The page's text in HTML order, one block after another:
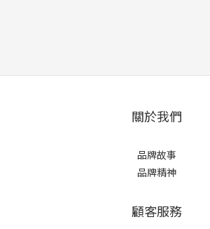
關於我們
品牌故事
品牌精神
顧客服務